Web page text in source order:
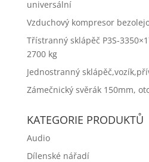
universální
Vzduchový kompresor
Třístranný sklápěč P3S-
2700 kg
Jednostranný
Zámečnický svěrák 150mm,
KATEGORIE PRODUKTŮ
Audio
Dílenské nářadí